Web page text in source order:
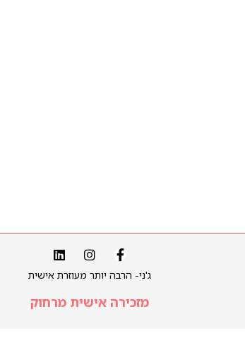
ג'ני- הרבה יותר מעוזרת אישית
מזכירה אישית מרחוק